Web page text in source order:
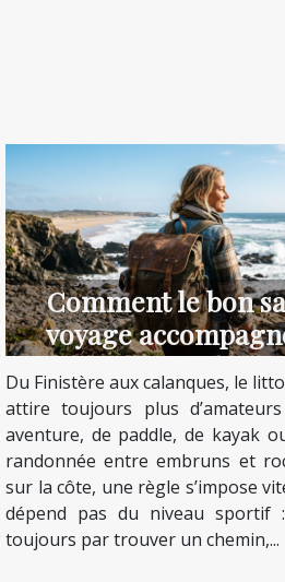
Comment le bon
voyage
aventuriers du
Du Finistère aux calanques, le
attire toujours plus
aventure, de paddle, de kayak
randonnée entre embruns et
sur la côte, une règle s’impose
dépend pas du niveau sportif
toujours par trouver un chemin,...